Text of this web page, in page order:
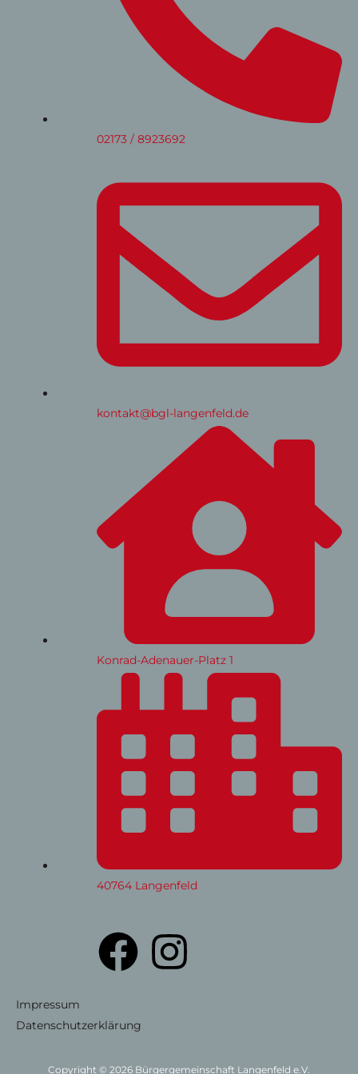
02173 / 8923692
kontakt@bgl-langenfeld.de
Konrad-Adenauer-Platz 1
40764 Langenfeld
F
c
I
Impressum
Datenschutzerklärung
Copyright © 2026 Bürgergemeinschaft Langenfeld e.V.